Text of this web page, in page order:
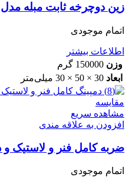
زین دوچرخه ثابت مبله مدل A
اتمام موجودی
اطلاعات بیشتر
وزن 150000 گرم
ابعاد 30 × 50 × 30 میلی‌متر
مقایسه
مشاهده سریع
افزودن به علاقه مندی
ضربه کامل فنر و لاستیک
اتمام موجودی